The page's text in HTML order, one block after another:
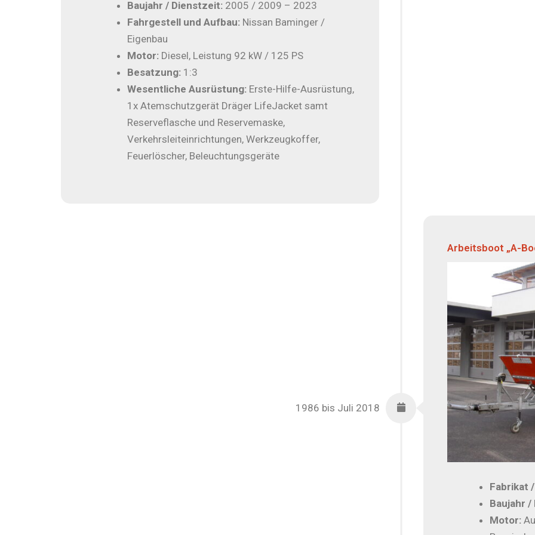
Baujahr / Dienstzeit: 2005 / 2009 – 2023
Fahrgestell und Aufbau: Nissan Baminger /
Eigenbau
Motor: Diesel, Leistung 92 kW / 125 PS
Besatzung: 1:3
Wesentliche Ausrüstung: Erste-Hilfe-Ausrüstung,
1x Atemschutzgerät Dräger LifeJacket samt
Reserveflasche und Reservemaske,
Verkehrsleiteinrichtungen, Werkzeugkoffer,
Feuerlöscher, Beleuchtungsgeräte
Arbeitsboot „A-
Fabrikat
Baujahr
Motor:
1986 bis Juli 2018